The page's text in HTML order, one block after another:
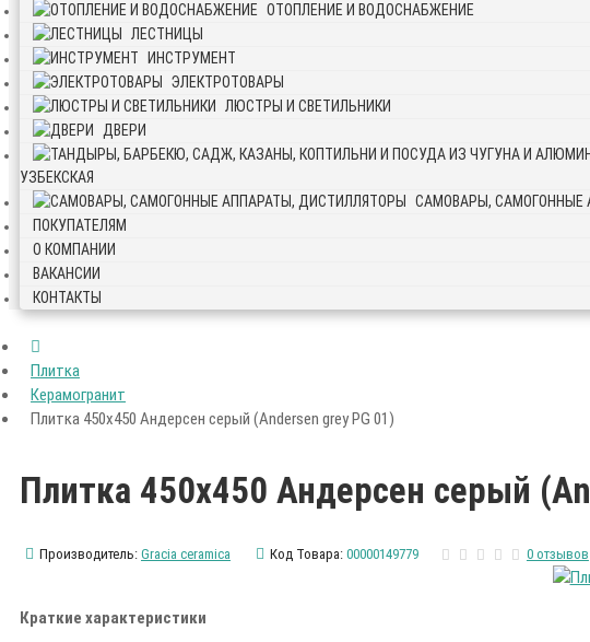
ОТОПЛЕНИЕ И ВОДОСНАБЖЕНИЕ
ЛЕСТНИЦЫ
ИНСТРУМЕНТ
ЭЛЕКТРОТОВАРЫ
ЛЮСТРЫ И СВЕТИЛЬНИКИ
ДВЕРИ
УЗБЕКСКАЯ
САМОВАРЫ, САМОГОННЫЕ
ПОКУПАТЕЛЯМ
О КОМПАНИИ
ВАКАНСИИ
КОНТАКТЫ
Плитка
Керамогранит
Плитка 450х450 Андерсен серый (Andersen grey PG 01)
Плитка 450х450 Андерсен серый
Производитель: Gracia ceramica Код Товара: 00000149779 0 отзывов
Краткие характеристики